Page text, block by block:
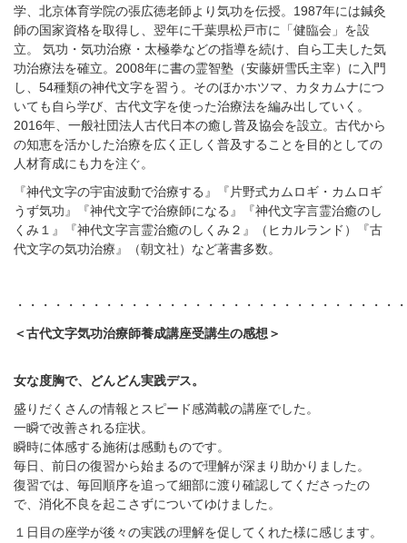
学、北京体育学院の張広徳老師より気功を伝授。 1987年には鍼灸
師の国家資格を取得し、翌年に千葉県松戸市に「健臨会」を設
立。 気功・気功治療・太極拳などの指導を続け、自ら工夫した気
功治療法を確立。 2008年に書の霊智塾（安藤妍雪氏主宰）に入門
し、 54種類の神代文字を習う。そのほかホツマ、カタカムナにつ
いても自ら学び、古代文字を使った治療法を編み出していく。
2016年、一般社団法人古代日本の癒し普及協会を設立。古代から
の知恵を活かした治療を広く正しく普及することを目的としての
人材育成にも力を注ぐ。
『神代文字の宇宙波動で治療する』『片野式カムロギ・カムロギ
うず気功』『神代文字で治療師になる』『神代文字言霊治癒のし
くみ１』『神代文字言霊治癒のしくみ２』（ヒカルランド）『古
代文字の気功治療』（朝文社）など著書多数。
・・・・・・・・・・・・・・・・・・・・・・・・・・・・・・
＜古代文字気功治療師養成講座受講生の感想＞
女な度胸で、どんどん実践デス。
盛りだくさんの情報とスピード感満載の講座でした。
一瞬で改善される症状。
瞬時に体感する施術は感動ものです。
毎日、前日の復習から始まるので理解が深まり助かりました。
復習では、毎回順序を追って細部に渡り確認してくださったの
で、消化不良を起こさずについてゆけました。
１日目の座学が後々の実践の理解を促してくれた様に感じます。